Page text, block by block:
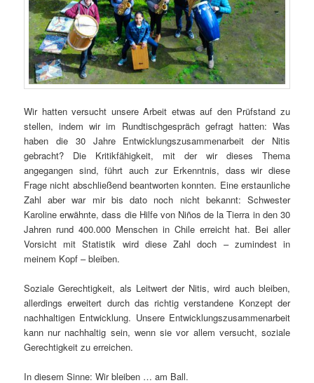
Wir hatten versucht unsere Arbeit etwas auf den Prüfstand zu
stellen, indem wir im Rundtischgespräch gefragt hatten: Was
haben die 30 Jahre Entwicklungszusammenarbeit der Nitis
gebracht? Die Kritikfähigkeit, mit der wir dieses Thema
angegangen sind, führt auch zur Erkenntnis, dass wir diese
Frage nicht abschließend beantworten konnten. Eine erstaunliche
Zahl aber war mir bis dato noch nicht bekannt: Schwester
Karoline erwähnte, dass die Hilfe von Niños de la Tierra in den 30
Jahren rund 400.000 Menschen in Chile erreicht hat. Bei aller
Vorsicht mit Statistik wird diese Zahl doch – zumindest in
meinem Kopf – bleiben.
Soziale Gerechtigkeit, als Leitwert der Nitis, wird auch bleiben,
allerdings erweitert durch das richtig verstandene Konzept der
nachhaltigen Entwicklung. Unsere Entwicklungszusammenarbeit
kann nur nachhaltig sein, wenn sie vor allem versucht, soziale
Gerechtigkeit zu erreichen.
In diesem Sinne: Wir bleiben … am Ball.